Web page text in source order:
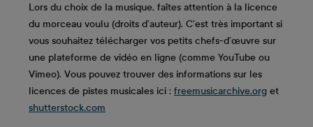
Lors du choix de la musique, faîtes attention à la licence
du morceau voulu (droits d’auteur). C’est très important si
vous souhaitez télécharger vos petits chefs-d’œuvre sur
une plateforme de vidéo en ligne (comme YouTube ou
Vimeo). Vous pouvez trouver des informations sur les
licences de pistes musicales ici : freemusicarchive.org et
shutterstock.com